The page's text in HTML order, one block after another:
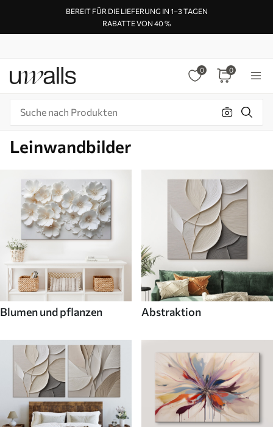
BEREIT FÜR DIE LIEFERUNG IN 1–3 TAGEN
RABATTE VON 40 %
0 0
Leinwandbilder
Blumen und pflanzen Abstraktion